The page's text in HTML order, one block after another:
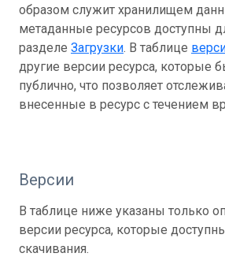
образом служит хранилищем
метаданные ресурсов доступны
разделе Загрузки. В таблице
другие версии ресурса, которые
публично, что позволяет
внесенные в ресурс с течением
Версии
В таблице ниже указаны только
версии ресурса, которые
скачивания.